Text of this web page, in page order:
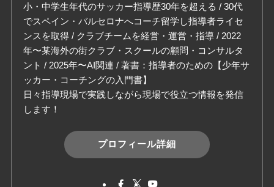
小・中学生年代のサッカー指導歴30年を超える / 30代
でスペイン・バルセロナへコーチ留学し指導者ライセ
ンスを取得 / クラブチームを経営・運営・指導 / 2022
年〜某海外の街クラブ・スクールの顧問・コンサルタ
ント / 2025年〜AI関連 / 著書：指導者のための【少年サ
ッカー・コーチングの入門書】
日々指導現場で実践しながら現場で役立つ情報を発信
します！
プロフィール詳細